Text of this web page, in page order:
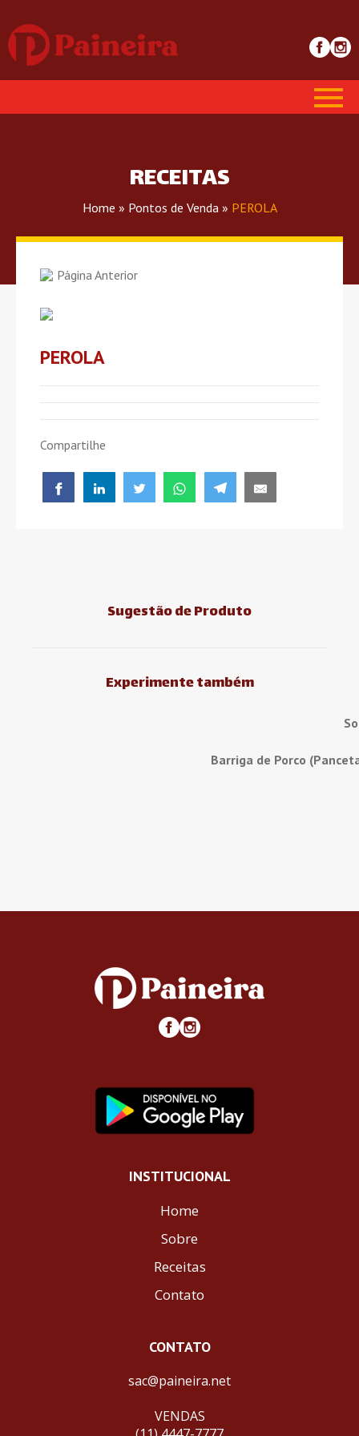
RECEITAS
Home » Pontos de Venda » PEROLA
Página Anterior
PEROLA
Compartilhe
Sugestão de Produto
Experimente também
Barriga de Porco
INSTITUCIONAL
Home
Sobre
Receitas
Contato
CONTATO
sac@paineira.net
VENDAS